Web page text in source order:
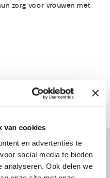
van cookies
en advertenties te
social media te bieden
analyseren. Ook delen we
zorg voor vrouwen met